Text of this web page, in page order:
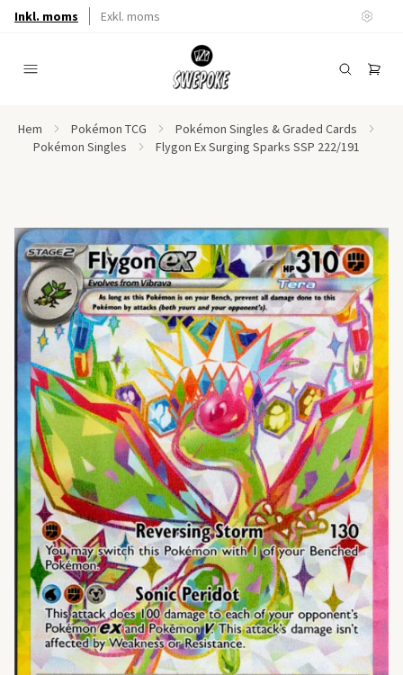
Inkl. moms Exkl. moms
Hem Pokémon TCG
Pokémon Singles & Graded Cards
Pokémon Singles
Flygon Ex Surging Sparks SSP 222/191